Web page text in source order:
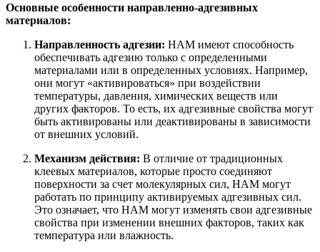
Основные особенности направленно-адгезивных
материалов:
Направленность адгезии: НАМ имеют способность
обеспечивать адгезию только с определенными
материалами или в определенных условиях. Например,
они могут «активироваться» при воздействии
температуры, давления, химических веществ или
других факторов. То есть, их адгезивные свойства могут
быть активированы или деактивированы в зависимости
от внешних условий.
Механизм действия: В отличие от традиционных
клеевых материалов, которые просто соединяют
поверхности за счет молекулярных сил, НАМ могут
работать по принципу активируемых адгезивных сил.
Это означает, что НАМ могут изменять свои адгезивные
свойства при изменении внешних факторов, таких как
температура или влажность.